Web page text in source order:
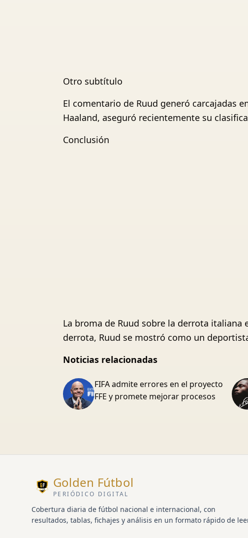
Otro subtítulo
El comentario de Ruud generó carcajadas
Haaland, aseguró recientemente su
Conclusión
La broma de Ruud sobre la derrota
derrota, Ruud se mostró como un
Noticias relacionadas
FIFA admite errores en el proyecto
FFE y promete mejorar procesos
Golden Fútbol
PERIÓDICO DIGITAL
Cobertura diaria de fútbol nacional e internacional, con
resultados, tablas, fichajes y análisis en un formato rápido de